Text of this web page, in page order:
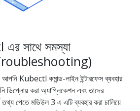
সাথে সমস্যা
Kubectl কমান্ড-লাইন ইন্টারফেস ব্যবহার
ডিপ্লোয় করা অ্যাপ্লিকেশন এবং তাদের
তথ্য পেতে মডিউল 3 এ এটি ব্যবহার করা চালিয়ে